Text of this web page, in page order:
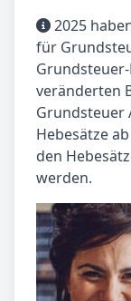
2025
für
veränderten
Grundsteuer
Hebesätze
den
werden.